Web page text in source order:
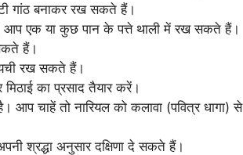
गांठ बनाकर रख सकते हैं।
आप एक या कुछ पान के पत्ते थाली में रख सकते हैं।
हैं।
रख सकते हैं।
का प्रसाद तैयार करें।
आप चाहें तो नारियल को कलावा (पवित्र धागा) से
श्रद्धा अनुसार दक्षिणा दे सकते हैं।